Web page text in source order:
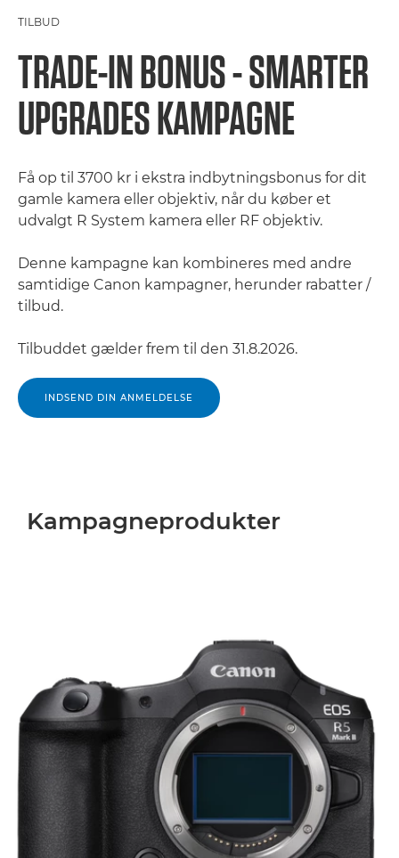
TILBUD
TRADE-IN BONUS - SMARTER
UPGRADES KAMPAGNE
Få op til 3700 kr i ekstra indbytningsbonus for dit
gamle kamera eller objektiv, når du køber et
udvalgt R System kamera eller RF objektiv.
Denne kampagne kan kombineres med andre
samtidige Canon kampagner, herunder rabatter /
tilbud.
Tilbuddet gælder frem til den 31.8.2026.
INDSEND DIN ANMELDELSE
Kampagneprodukter